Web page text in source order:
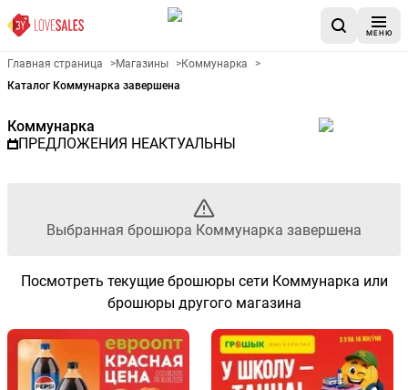
МЕНЮ
Рекламный листовой
Главная страница >Магазины >Коммунарка
>
Каталог Коммунарка завершена
Коммунарка
ПРЕДЛОЖЕНИЯ НЕАКТУАЛЬНЫ
Выбранная брошюра Коммунарка завершена
Посмотреть текущие брошюры сети Коммунарка или
брошюры другого магазина